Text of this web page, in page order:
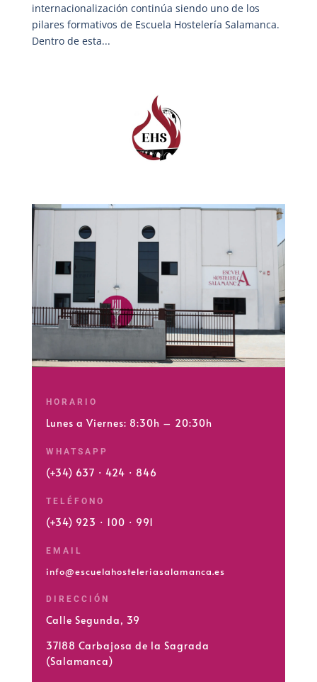
internacionalización continúa siendo uno de los
pilares formativos de Escuela Hostelería Salamanca.
Dentro de esta...
HORARIO
Lunes a Viernes: 8:30h – 20:30h
WHATSAPP
(+34) 637 · 424 · 846
TELÉFONO
(+34) 923 · 100 · 991
EMAIL
info@escuelahosteleriasalamanca.es
DIRECCIÓN
Calle Segunda, 39
37188 Carbajosa de la Sagrada
(Salamanca)